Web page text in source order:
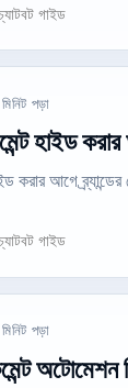
গাইড
পড়া
হাইড করার
করার আগে
গাইড
পড়া
অটোমেশন